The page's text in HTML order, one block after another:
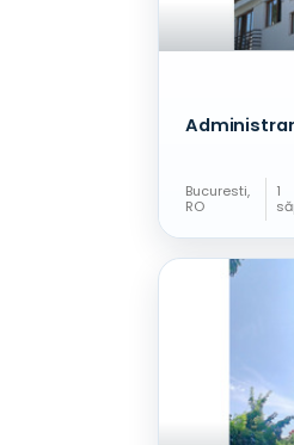
Bucuresti,
RO
servicii
1